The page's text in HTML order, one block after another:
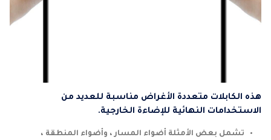
هذه الكابلات متعددة الأغراض مناسبة للعديد من
الاستخدامات النهائية للإضاءة الخارجية.
تشمل بعض الأمثلة أضواء المسار ، وأضواء المنطقة ،